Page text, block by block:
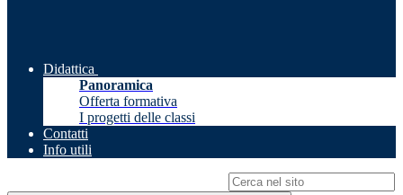
Didattica
Panoramica
Offerta formativa
I progetti delle classi
Contatti
Info utili